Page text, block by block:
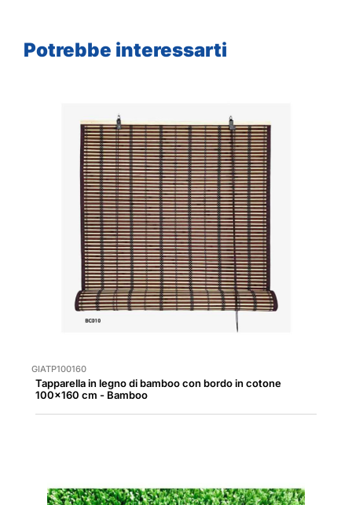
Potrebbe interessarti
GIATP100160
Tapparella in legno di bamboo con bordo in cotone
100x160 cm - Bamboo